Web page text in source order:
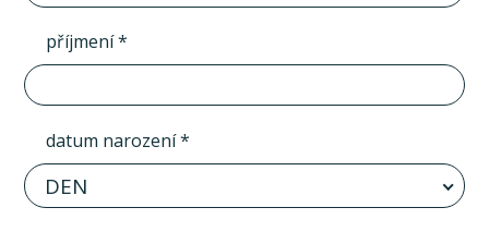
příjmení *
datum narození *
DEN